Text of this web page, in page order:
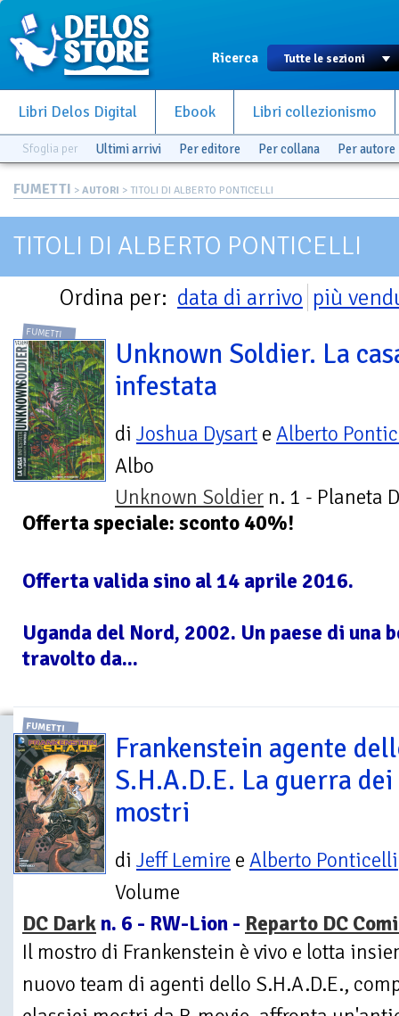
Ricerca
Libri Delos Digital Ebook Libri collezionismo
Sfoglia per Ultimi arrivi Per editore Per collana Per autore
FUMETTI > AUTORI > TITOLI DI ALBERTO PONTICELLI
TITOLI DI ALBERTO PONTICELLI
Ordina per: data di arrivo più
FUMETTI
Unknown Soldier. La
infestata
di Joshua Dysart e Alberto
Albo
Unknown Soldier n. 1 - Planeta
Offerta speciale: sconto 40%!
Offerta valida sino al 14 aprile 2016.
Uganda del Nord, 2002. Un paese di una
travolto da...
FUMETTI
Frankenstein agente
S.H.A.D.E. La guerra dei
mostri
di Jeff Lemire e Alberto Ponticelli
Volume
DC Dark n. 6 - RW-Lion - Reparto DC
Il mostro di Frankenstein è vivo e lotta
nuovo team di agenti dello S.H.A.D.E.,